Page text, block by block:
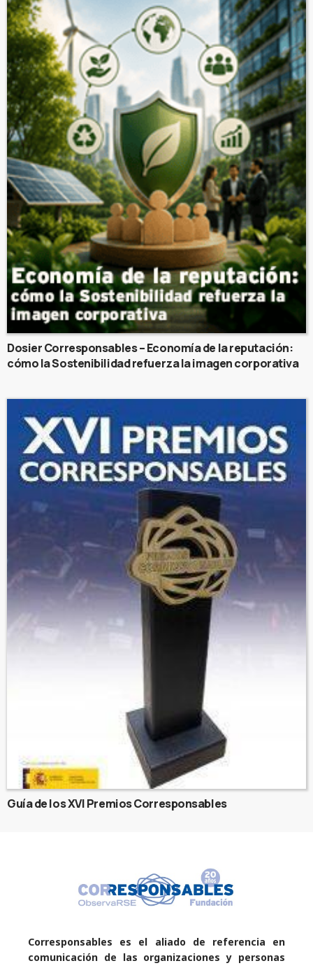
Dosier Corresponsables – Economía de la reputación:
cómo la Sostenibilidad refuerza la imagen corporativa
Guía de los XVI Premios Corresponsables
Corresponsables es el aliado de referencia en
comunicación de las organizaciones y personas